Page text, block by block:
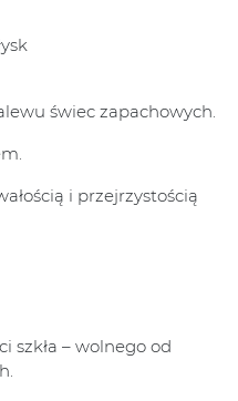
świec zapachowych.
i przejrzystością
szkła – wolnego od